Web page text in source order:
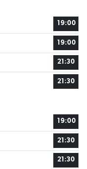
19:00
19:00
21:30
21:30
19:00
21:30
21:30